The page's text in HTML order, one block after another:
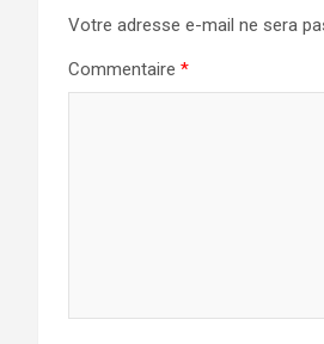
Votre adresse e-mail ne sera
Commentaire *